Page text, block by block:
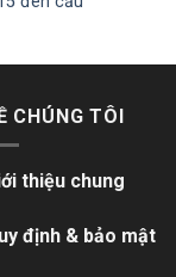
CHÚNG TÔI
thiệu chung
định & bảo mật